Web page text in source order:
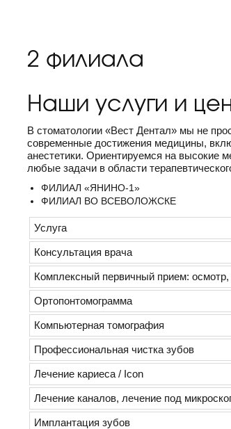
2 филиала
Наши услуги и
В стоматологии «Вест Дентал» мы не
современные достижения медицины,
анестетики. Ориентируемся на высокие
любые задачи в области
ФИЛИАЛ «ЯНИНО-1»
ФИЛИАЛ ВО ВСЕВОЛОЖСКЕ
Услуга
Консультация врача
Комплексный первичный прием:
Ортопонтомограмма
Компьютерная томография
Профессиональная чистка зубов
Лечение кариеса / Icon
Лечение каналов, лечение под
Имплантация зубов